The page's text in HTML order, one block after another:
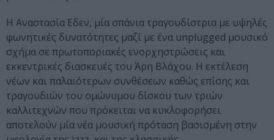
Η Αναστασία Εδεν, μία σπάνια τραγουδίστρια με υψηλές
φωνητικές δυνατότητες μαζί με ένα unplugged μουσικό
σχήμα σε πρωτοποριακές ενορχηστρώσεις και
εκκεντρικές διασκευές του Άρη Βλάχου. Η εκτέλεση
νέων και παλαιότερων συνθέσεων καθώς επίσης και
τραγουδιών του ομώνυμου δίσκου των τριών
καλλιτεχνών που πρόκειται να κυκλοφορήσει
αποτελούν μία νέα μουσική πρόταση βασισμένη στην